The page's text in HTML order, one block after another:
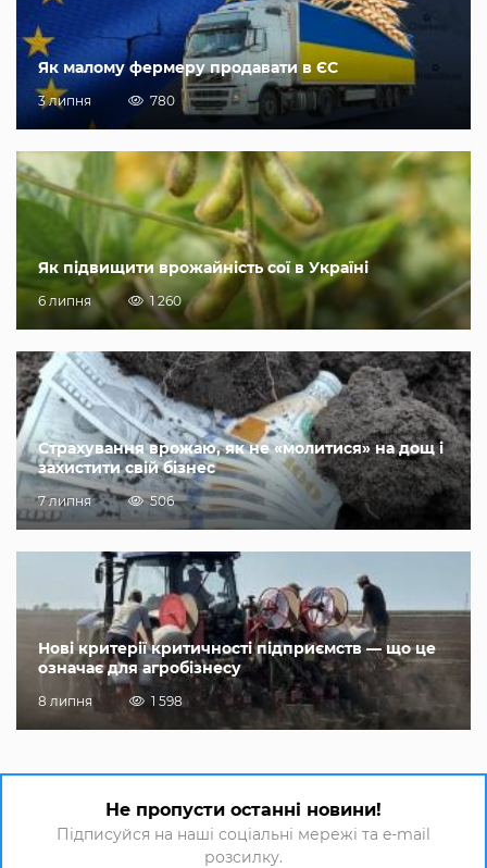
Як малому фермеру продавати в ЄС
3 липня 780
Як підвищити врожайність сої в Україні
6 липня 1 260
Страхування врожаю, як не «молитися» на дощ і
захистити свій бізнес
7 липня 506
Нові критерії критичності підприємств — що це
означає для агробізнесу
8 липня 1 598
Не пропусти останні новини!
Підписуйся на наші соціальні мережі та e-mail
розсилку.